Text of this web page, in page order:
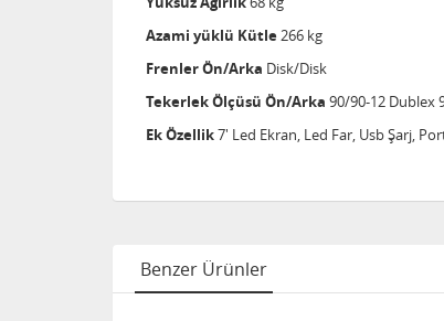
Azami yüklü Kütle266 kg
Frenler Ön/Arka Disk/Disk
Tekerlek Ölçüsü Ön/Arka 90/90-12 Dublex
Ek Özellik7' Led Ekran, Led Far, Usb Şarj,
Benzer Ürünler